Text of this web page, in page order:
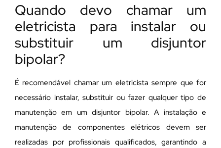
Quando devo chamar um
eletricista para instalar ou
substituir um disjuntor
bipolar?
É recomendável chamar um eletricista sempre que for
necessário instalar, substituir ou fazer qualquer tipo de
manutenção em um disjuntor bipolar. A instalação e
manutenção de componentes elétricos devem ser
realizadas por profissionais qualificados, garantindo a